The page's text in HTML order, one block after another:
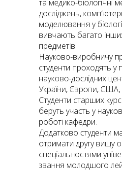
та медико-біологічні
досліджень,
моделювання у
вивчають багато
предметів.
Науково-виробничу
студенти проходять у
науково-дослідних
України, Європи,
Студенти старших
беруть участь у
роботі кафедри.
Додатково студенти
отримати другу вищу
спеціальностями
звання молодшого